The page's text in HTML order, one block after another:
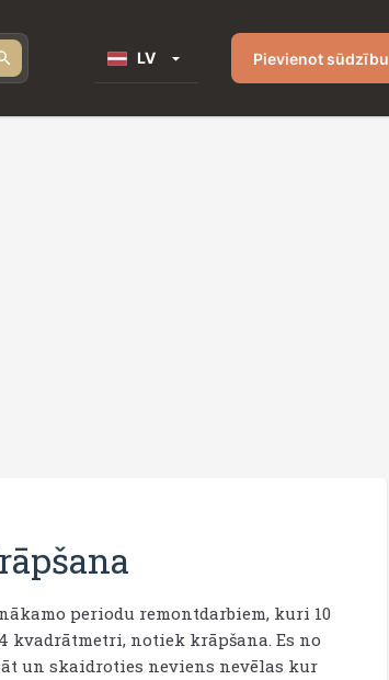
LV Pievienot sūdzību
periodu remontdarbiem, kuri 10
kvadrātmetri, notiek krāpšana. Es no
un skaidroties neviens nevēlas kur